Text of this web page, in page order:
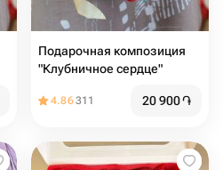
Подарочная композиция
"Клубничное сердце"
4.86311 20 900֏